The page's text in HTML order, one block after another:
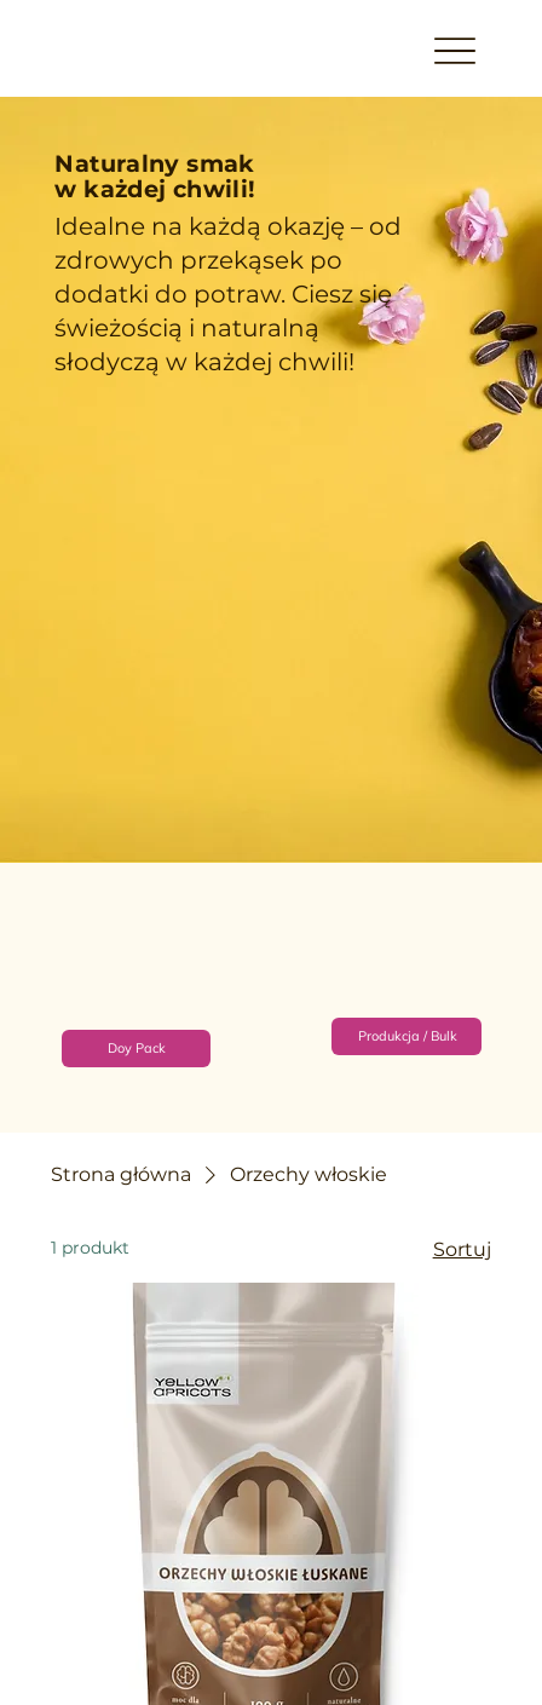
Naturalny smak
w każdej chwili!
Idealne na każdą okazję – od
zdrowych przekąsek po
dodatki do potraw. Ciesz się
świeżością i naturalną
słodyczą w każdej chwili!
Doy Pack
Produkcja / Bulk
Strona główna Orzechy włoskie
1 produkt Sortuj